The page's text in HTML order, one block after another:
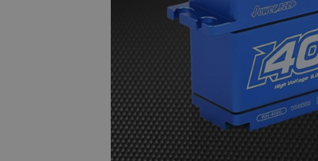
Bilbane
Biler
Båter